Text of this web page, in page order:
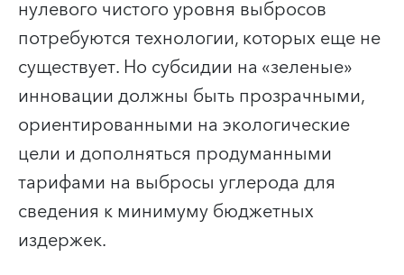
нулевого чистого уровня выбросов
потребуются технологии, которых еще не
существует. Но субсидии на «зеленые»
инновации должны быть прозрачными,
ориентированными на экологические
цели и дополняться продуманными
тарифами на выбросы углерода для
сведения к минимуму бюджетных
издержек.